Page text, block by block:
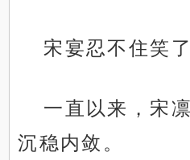
宋宴忍不住笑了
一直以来，宋
沉稳内敛。